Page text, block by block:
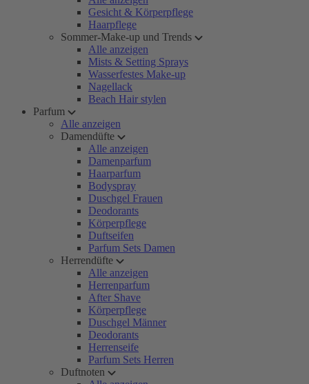
Gesicht & Körperpflege
Haarpflege
Sommer-Make-up und Trends
Alle anzeigen
Mists & Setting Sprays
Wasserfestes Make-up
Nagellack
Beach Hair stylen
Parfum
Alle anzeigen
Damendüfte
Alle anzeigen
Damenparfum
Haarparfum
Bodyspray
Duschgel Frauen
Deodorants
Körperpflege
Duftseifen
Parfum Sets Damen
Herrendüfte
Alle anzeigen
Herrenparfum
After Shave
Körperpflege
Duschgel Männer
Deodorants
Herrenseife
Parfum Sets Herren
Duftnoten